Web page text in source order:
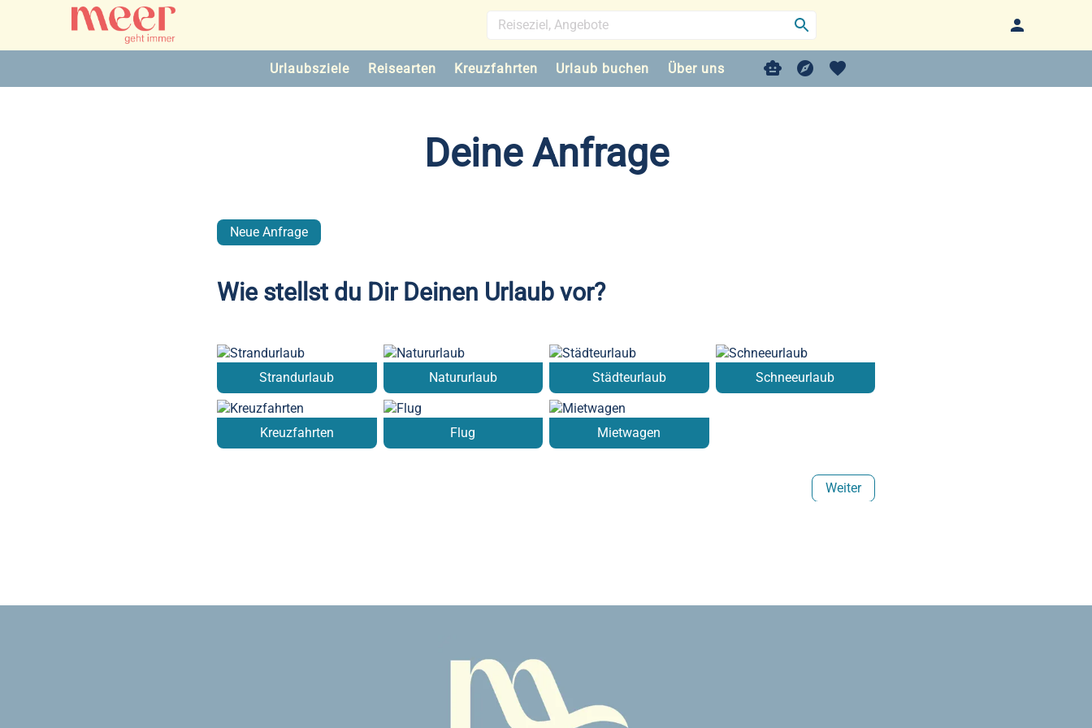
Urlaubsziele Reisearten Kreuzfahrten Urlaub buchen Über uns
Deine Anfrage
Neue Anfrage
Wie stellst du Dir Deinen Urlaub vor?
Strandurlaub Natururlaub Städteurlaub Schneeurlaub
Kreuzfahrten Flug Mietwagen
Weiter